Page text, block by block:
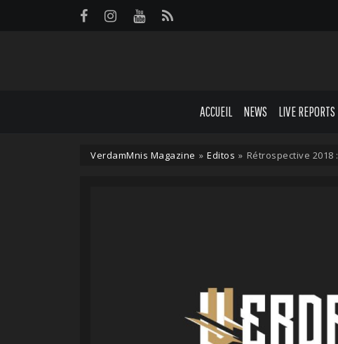
ACCUEIL NEWS LIVE REPORTS
VerdamMnis Magazine » Editos » Rétrospective
Panneau de gestion des cookies